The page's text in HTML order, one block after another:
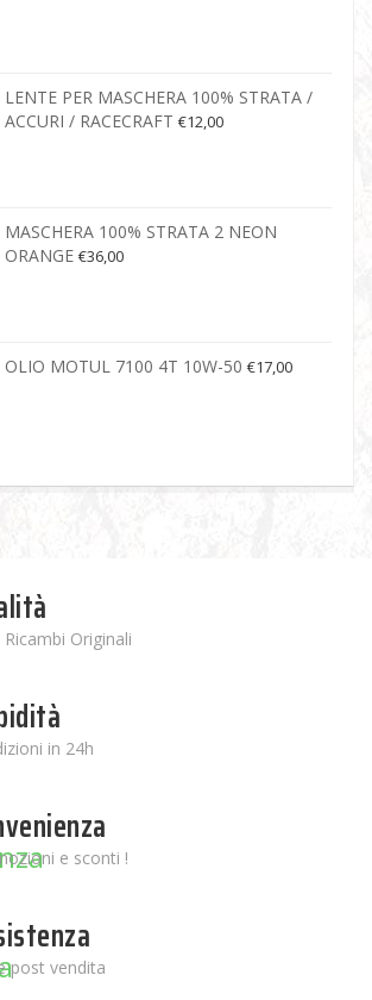
LENTE PER MASCHERA 100% STRATA /
ACCURI / RACECRAFT €12,00
MASCHERA 100% STRATA 2 NEON
ORANGE €36,00
OLIO MOTUL 7100 4T 10W-50 €17,00
Originali
in 24h
e sconti !
post vendita